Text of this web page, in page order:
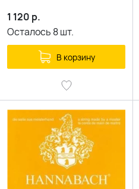
1 120 р.
Осталось 8шт.
В корзину